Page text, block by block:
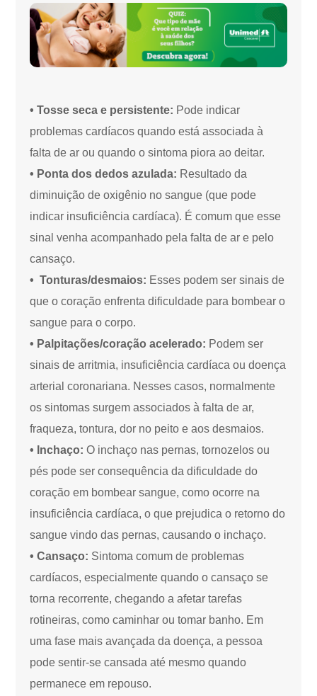
• Tosse seca e persistente: Pode indicar
problemas cardíacos quando está associada à
falta de ar ou quando o sintoma piora ao deitar.
• Ponta dos dedos azulada: Resultado da
diminuição de oxigênio no sangue (que pode
indicar insuficiência cardíaca). É comum que esse
sinal venha acompanhado pela falta de ar e pelo
cansaço.
• Tonturas/desmaios: Esses podem ser sinais de
que o coração enfrenta dificuldade para bombear o
sangue para o corpo.
• Palpitações/coração acelerado: Podem ser
sinais de arritmia, insuficiência cardíaca ou doença
arterial coronariana. Nesses casos, normalmente
os sintomas surgem associados à falta de ar,
fraqueza, tontura, dor no peito e aos desmaios.
• Inchaço: O inchaço nas pernas, tornozelos ou
pés pode ser consequência da dificuldade do
coração em bombear sangue, como ocorre na
insuficiência cardíaca, o que prejudica o retorno do
sangue vindo das pernas, causando o inchaço.
• Cansaço: Sintoma comum de problemas
cardíacos, especialmente quando o cansaço se
torna recorrente, chegando a afetar tarefas
rotineiras, como caminhar ou tomar banho. Em
uma fase mais avançada da doença, a pessoa
pode sentir-se cansada até mesmo quando
permanece em repouso.